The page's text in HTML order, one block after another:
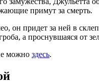
примут за смерть.
он придет за ней в
а проснувшаяся от
можно здесь.